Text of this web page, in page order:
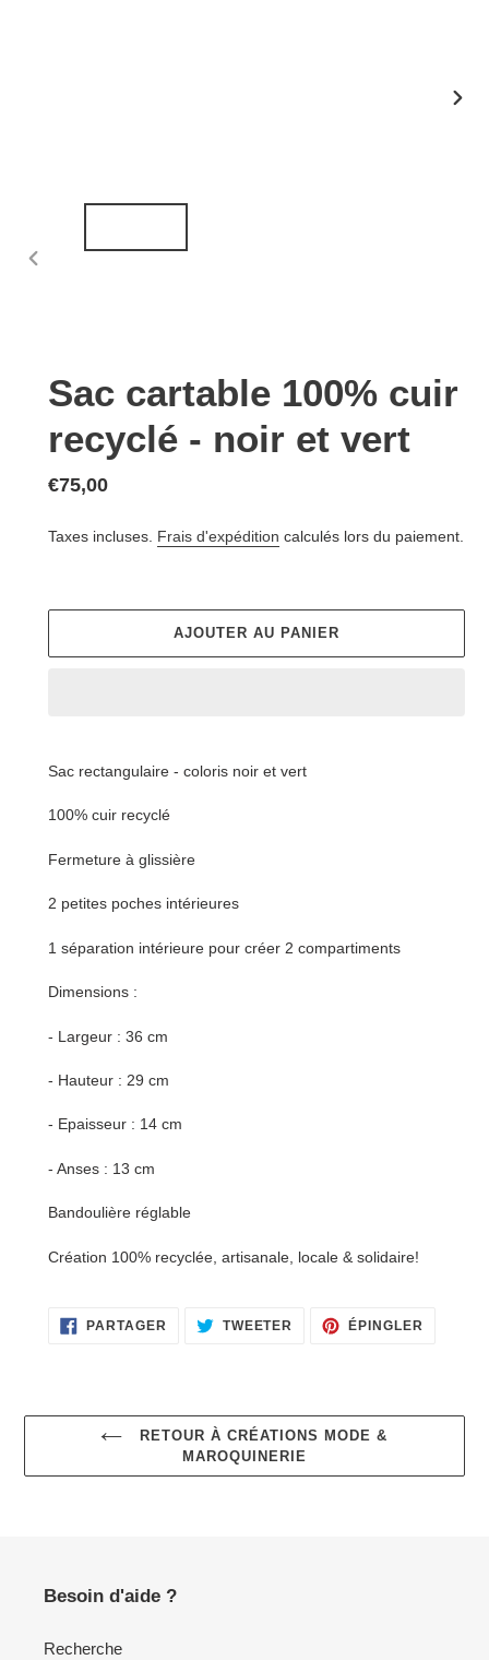
Sac cartable 100% cuir
recyclé - noir et vert
Prix
€75,00
Taxes incluses. Frais d'expédition calculés lors du paiement.
AJOUTER AU PANIER
à
panier
Sac rectangulaire - coloris noir et vert
100% cuir recyclé
Fermeture à glissière
2 petites poches intérieures
1 séparation intérieure pour créer 2 compartiments
Dimensions :
- Largeur : 36 cm
- Hauteur : 29 cm
- Epaisseur : 14 cm
- Anses : 13 cm
Bandoulière réglable
Création 100% recyclée, artisanale, locale & solidaire!
PARTAGER PARTAGER
SUR
TWEETER TWEETER
SUR
ÉPINGLER
RETOUR À CRÉATIONS MODE &
MAROQUINERIE
Besoin d'aide ?
Recherche